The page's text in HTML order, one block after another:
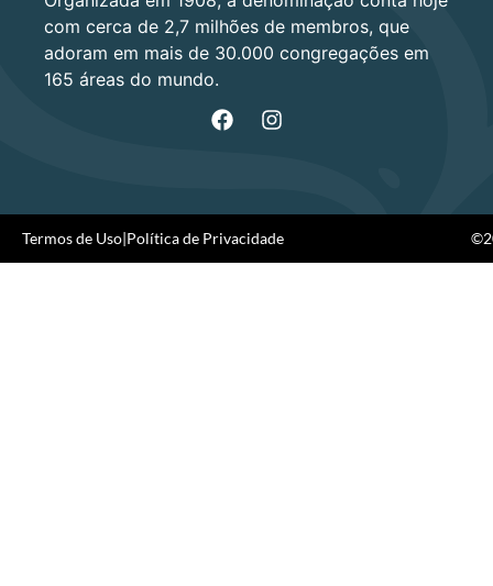
com cerca de 2,7 milhões de membros, que
adoram em mais de 30.000 congregações em
165 áreas do mundo.
Termos de Uso|Política de Privacidade